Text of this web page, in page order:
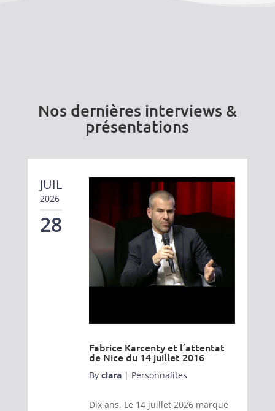
Nos dernières interviews &
présentations
JUIL
2026
28
Fabrice Karcenty et l’attentat
de Nice du 14 juillet 2016
By clara| Personnalites
Dix ans. Le 14 juillet 2026 marque